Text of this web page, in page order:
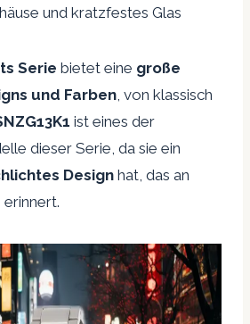
und kratzfestes Glas
Serie bietet eine große
und Farben, von klassisch
ist eines der
dieser Serie, da sie ein
Design hat, das an